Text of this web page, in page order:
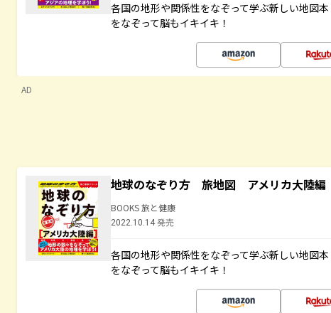
各国の地形や関係性をなぞって学ぶ新しい地図
をなぞって脳もイキイキ！
AD
地球のなぞり方 旅地図 アメリカ大陸編
BOOKS 旅と健康
2022.10.14 発売
各国の地形や関係性をなぞって学ぶ新しい地図
をなぞって脳もイキイキ！